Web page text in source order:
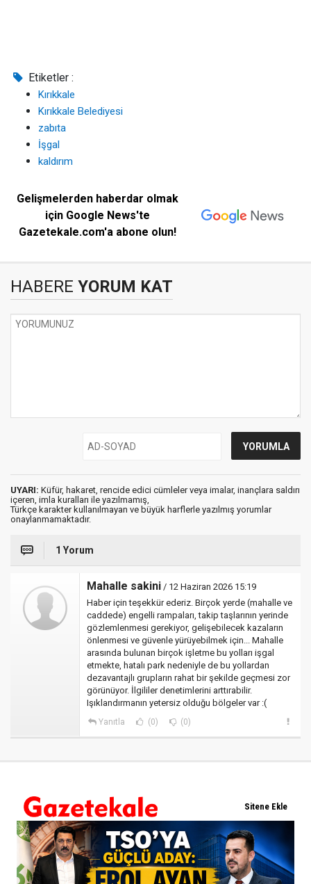
Etiketler :
Kırıkkale
Kırıkkale Belediyesi
zabıta
İşgal
kaldırım
Gelişmelerden haberdar olmak
için Google News'te
Gazetekale.com'a abone olun!
HABERE YORUM KAT
UYARI: Küfür, hakaret, rencide edici cümleler veya imalar, inançlara saldırı
içeren, imla kuralları ile yazılmamış,
Türkçe karakter kullanılmayan ve büyük harflerle yazılmış yorumlar
onaylanmamaktadır.
1 Yorum
Mahalle sakini / 12 Haziran 2026 15:19
Haber için teşekkür ederiz. Birçok yerde (mahalle ve
caddede) engelli rampaları, takip taşlarının yerinde
gözlemlenmesi gerekiyor, gelişebilecek kazaların
önlenmesi ve güvenle yürüyebilmek için... Mahalle
arasında bulunan birçok işletme bu yolları işgal
etmekte, hatalı park nedeniyle de bu yollardan
dezavantajlı grupların rahat bir şekilde geçmesi zor
görünüyor. İlgililer denetimlerini arttırabilir.
Işıklandırmanın yetersiz olduğu bölgeler var :(
Yanıtla (0) (0)